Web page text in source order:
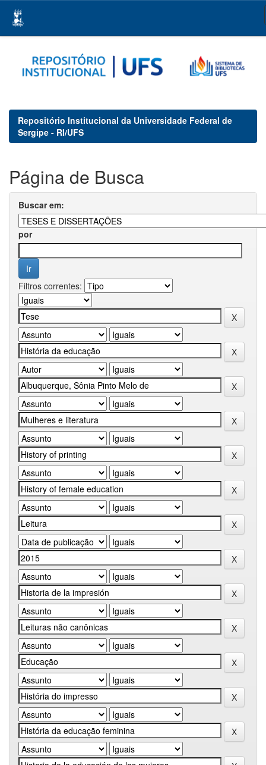
navigation
Repositório Institucional da Universidade Federal de
Sergipe - RI/UFS
Página de Busca
Buscar em:
por
Filtros correntes: